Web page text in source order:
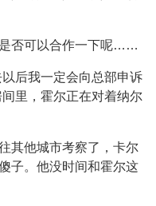
否可以合作一下呢……
后我一定会向总部申诉
里，霍尔正在对着纳尔
其他城市考察了，卡尔
子。他没时间和霍尔这